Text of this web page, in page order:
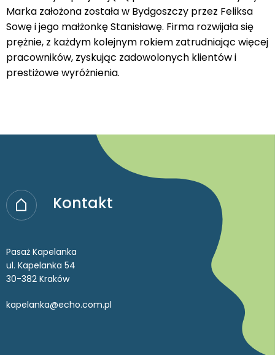
Marka założona została w Bydgoszczy przez Feliksa
Sowę i jego małżonkę Stanisławę. Firma rozwijała się
prężnie, z każdym kolejnym rokiem zatrudniając więcej
pracowników, zyskując zadowolonych klientów i
prestiżowe wyróżnienia.
Kontakt
Pasaż Kapelanka
ul. Kapelanka 54
30-382 Kraków
kapelanka@echo.com.pl